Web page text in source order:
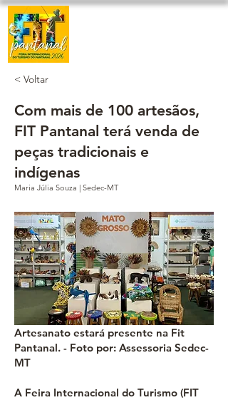
< Voltar
Com mais de 100 artesãos,
FIT Pantanal terá venda de
peças tradicionais e
indígenas
Maria Júlia Souza | Sedec-MT
Artesanato estará presente na Fit
Pantanal. - Foto por: Assessoria Sedec-
MT
A Feira Internacional do Turismo (FIT